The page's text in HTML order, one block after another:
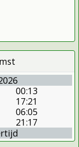
00:13
17:21
06:05
21:17